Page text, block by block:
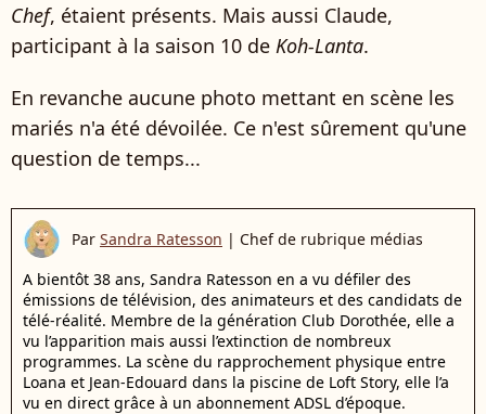
Chef, étaient présents. Mais aussi Claude,
participant à la saison 10 de Koh-Lanta.
En revanche aucune photo mettant en scène les
mariés n'a été dévoilée. Ce n'est sûrement qu'une
question de temps...
Par Sandra Ratesson | Chef de rubrique médias
A bientôt 38 ans, Sandra Ratesson en a vu défiler des
émissions de télévision, des animateurs et des candidats de
télé-réalité. Membre de la génération Club Dorothée, elle a
vu l’apparition mais aussi l’extinction de nombreux
programmes. La scène du rapprochement physique entre
Loana et Jean-Edouard dans la piscine de Loft Story, elle l’a
vu en direct grâce à un abonnement ADSL d’époque.